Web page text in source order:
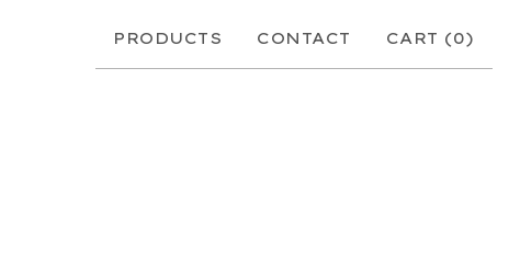
PRODUCTS CONTACT CART (0)